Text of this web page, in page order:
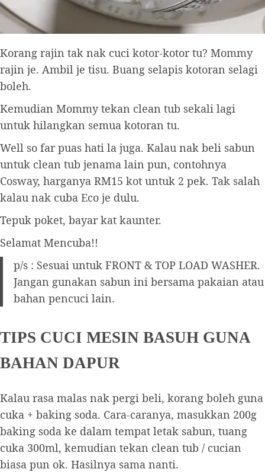
Korang rajin tak nak cuci kotor-kotor tu? Mommy
rajin je. Ambil je tisu. Buang selapis kotoran selagi
boleh.
Kemudian Mommy tekan clean tub sekali lagi
untuk hilangkan semua kotoran tu.
Well so far puas hati la juga. Kalau nak beli sabun
untuk clean tub jenama lain pun, contohnya
Cosway, harganya RM15 kot untuk 2 pek. Tak salah
kalau nak cuba Eco je dulu.
Tepuk poket, bayar kat kaunter.
Selamat Mencuba!!
p/s : Sesuai untuk FRONT & TOP LOAD WASHER.
Jangan gunakan sabun ini bersama pakaian atau
bahan pencuci lain.
TIPS CUCI MESIN BASUH GUNA
BAHAN DAPUR
Kalau rasa malas nak pergi beli, korang boleh guna
cuka + baking soda. Cara-caranya, masukkan 200g
baking soda ke dalam tempat letak sabun, tuang
cuka 300ml, kemudian tekan clean tub / cucian
biasa pun ok. Hasilnya sama nanti.